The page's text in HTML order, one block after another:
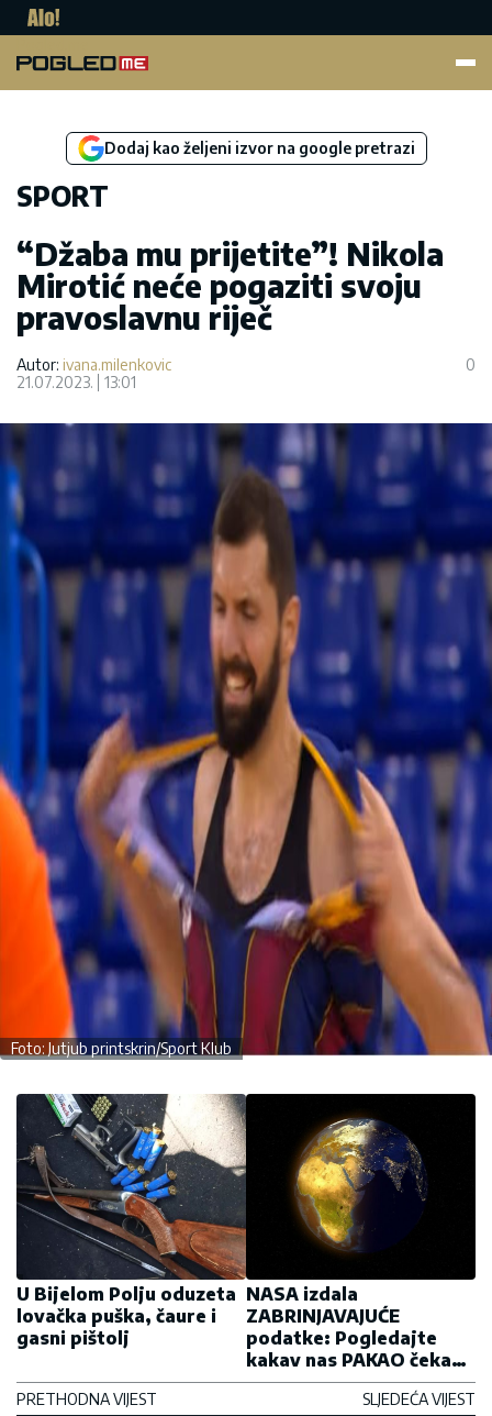
Dodaj kao željeni izvor na google pretrazi
SPORT
“Džaba mu prijetite”! Nikola
Mirotić neće pogaziti svoju
pravoslavnu riječ
Autor: ivana.milenkovic
21.07.2023.
13:01
0
Foto: Jutjub printskrin/Sport Klub
U Bijelom Polju oduzeta
lovačka puška, čaure i
gasni pištolj
PRETHODNA VIJEST
NASA izdala
ZABRINJAVAJUĆE
podatke: Pogledajte
kakav nas PAKAO čeka
2024. godine od
temperaturaSLJEDEĆA VIJEST